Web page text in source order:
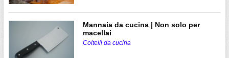
Mannaia da cucina | Non solo per
macellai
Coltelli da cucina